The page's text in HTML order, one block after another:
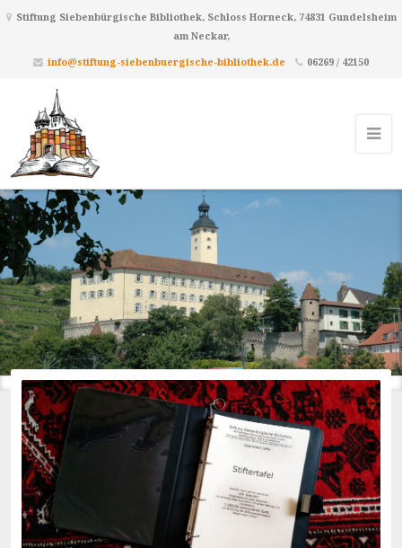
Stiftung Siebenbürgische Bibliothek, Schloss Horneck, 74831 Gundelsheim
am Neckar,
info@stiftung-siebenbuergische-bibliothek.de
06269 / 42150